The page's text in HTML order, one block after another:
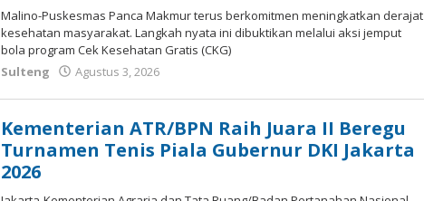
Malino-Puskesmas Panca Makmur terus berkomitmen meningkatkan derajat
kesehatan masyarakat. Langkah nyata ini dibuktikan melalui aksi jemput
bola program Cek Kesehatan Gratis (CKG)
Sulteng
Agustus 3, 2026
Kementerian ATR/BPN Raih Juara II Beregu
Turnamen Tenis Piala Gubernur DKI Jakarta
2026